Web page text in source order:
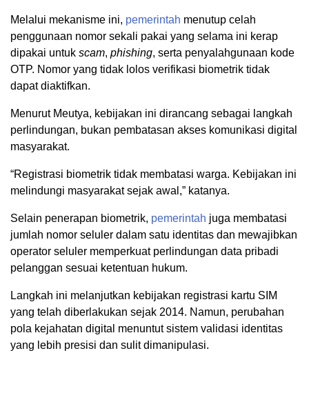
Melalui mekanisme ini, pemerintah menutup celah
penggunaan nomor sekali pakai yang selama ini kerap
dipakai untuk scam, phishing, serta penyalahgunaan kode
OTP. Nomor yang tidak lolos verifikasi biometrik tidak
dapat diaktifkan.
Menurut Meutya, kebijakan ini dirancang sebagai langkah
perlindungan, bukan pembatasan akses komunikasi digital
masyarakat.
“Registrasi biometrik tidak membatasi warga. Kebijakan ini
melindungi masyarakat sejak awal,” katanya.
Selain penerapan biometrik, pemerintah juga membatasi
jumlah nomor seluler dalam satu identitas dan mewajibkan
operator seluler memperkuat perlindungan data pribadi
pelanggan sesuai ketentuan hukum.
Langkah ini melanjutkan kebijakan registrasi kartu SIM
yang telah diberlakukan sejak 2014. Namun, perubahan
pola kejahatan digital menuntut sistem validasi identitas
yang lebih presisi dan sulit dimanipulasi.